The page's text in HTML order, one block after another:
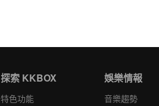
探索 KKBOX
特色功能
娛樂情報
音樂趨勢